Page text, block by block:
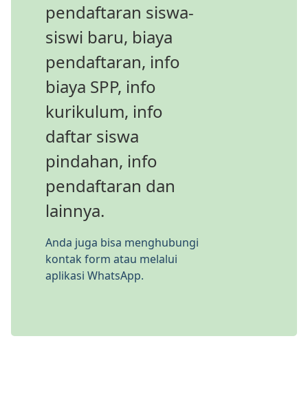
pendaftaran siswa-
siswi baru, biaya
pendaftaran, info
biaya SPP, info
kurikulum, info
daftar siswa
pindahan, info
pendaftaran dan
lainnya.
Anda juga bisa menghubungi
kontak form atau melalui
aplikasi WhatsApp.